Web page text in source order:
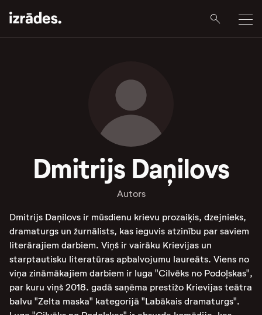
Dmitrijs Daņilovs
Autors
Dmitrijs Daņilovs ir mūsdienu krievu prozaiķis, dzejnieks,
dramaturgs un žurnālists, kas ieguvis atzinību par saviem
literārajiem darbiem. Viņš ir vairāku Krievijas un
starptautisku literatūras apbalvojumu laureāts. Viens no
viņa zināmākajiem darbiem ir luga "Cilvēks no Podoļskas",
par kuru viņš 2018. gadā saņēma prestižo Krievijas teātra
balvu "Zelta maska" kategorijā "Labākais dramaturgs"​.